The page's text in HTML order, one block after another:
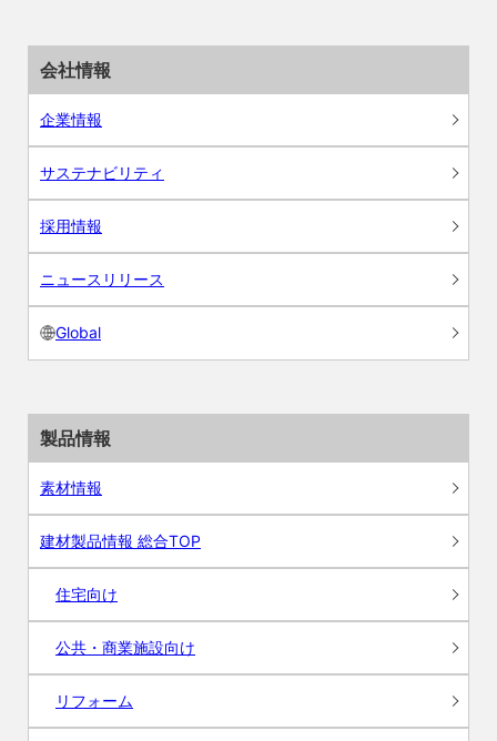
会社情報
企業情報
サステナビリティ
採用情報
ニュースリリース
Global
製品情報
素材情報
建材製品情報 総合TOP
住宅向け
公共・商業施設向け
リフォーム